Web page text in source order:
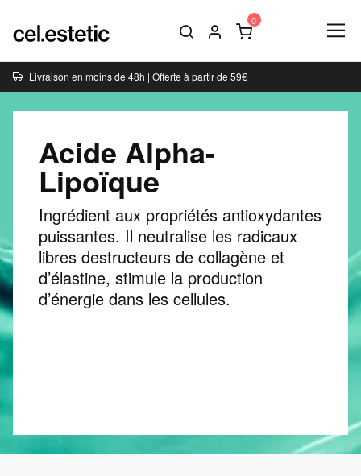
Livraison en moins de 48h | Offerte à partir de 59€
Acide Alpha-
Lipoïque
Ingrédient aux propriétés antioxydantes
puissantes. Il neutralise les radicaux
libres destructeurs de collagène et
d’élastine, stimule la production
d’énergie dans les cellules.